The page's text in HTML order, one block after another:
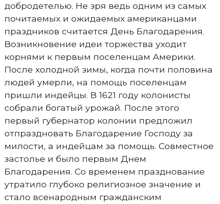
добродетелью. Не зря ведь одним из самых
почитаемых и ожидаемых американцами
праздников считается День Благодарения.
Возникновение идеи торжества уходит
корнями к первым поселенцам Америки.
После холодной зимы, когда почти половина
людей умерли, на помощь поселенцам
пришли индейцы. В 1621 году колонисты
собрали богатый урожай. После этого
первый губернатор колонии предложил
отпраздновать Благодарение Господу за
милости, а индейцам за помощь. Совместное
застолье и было первым Днем
Благодарения. Со временем празднование
утратило глубоко религиозное значение и
стало всенародным гражданским